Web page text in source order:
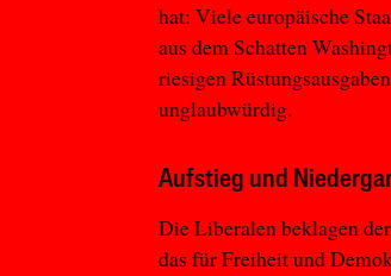
hat: Viele europäische
aus dem Schatten
riesigen
unglaubwürdig.
Aufstieg und
Die Liberalen beklagen
das für Freiheit und